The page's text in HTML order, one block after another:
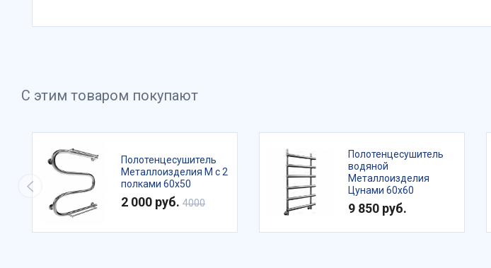
С этим товаром покупают
Полотенцесушитель
Металлоизделия М с 2
полками 60х50
2 000 руб. 4000
Полотенцесушитель
водяной
Металлоизделия
Цунами 60х60
9 850 руб.